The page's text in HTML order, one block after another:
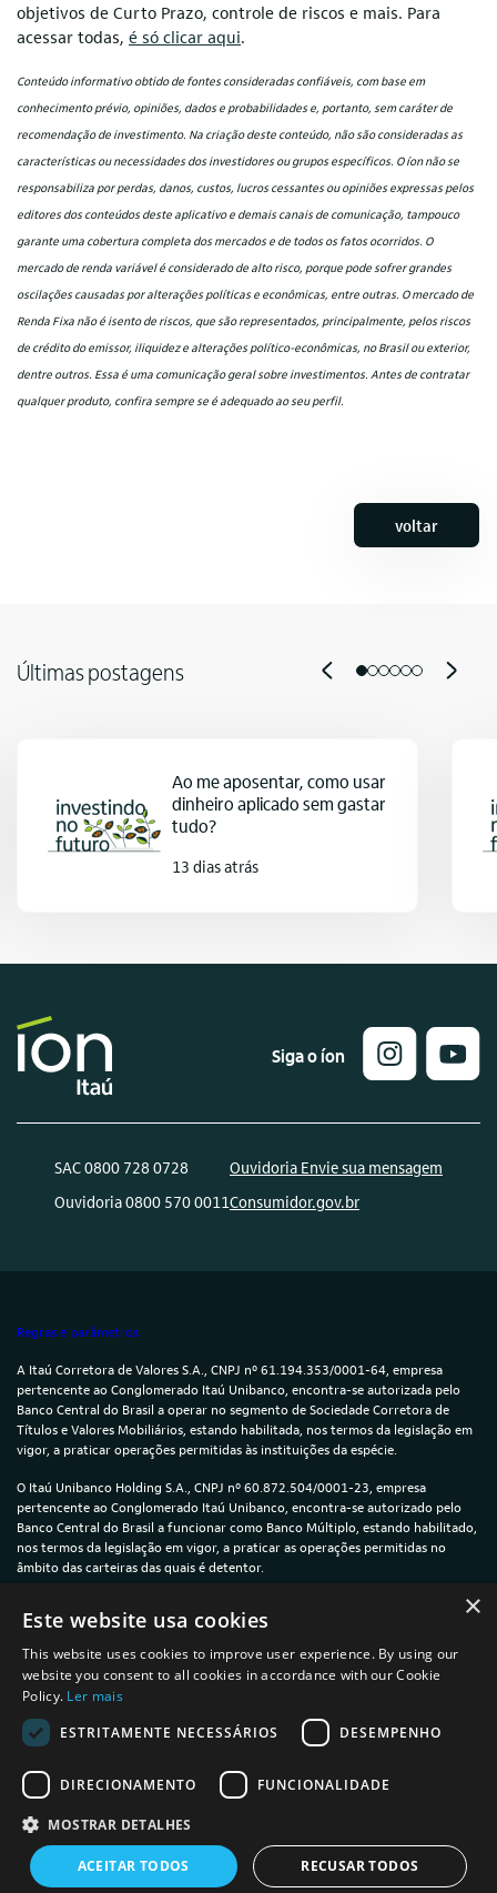
objetivos de Curto Prazo, controle de riscos e mais. Para
acessar todas, é só clicar aqui.
Conteúdo informativo obtido de fontes consideradas confiáveis, com base em
conhecimento prévio, opiniões, dados e probabilidades e, portanto, sem caráter de
recomendação de investimento. Na criação deste conteúdo, não são consideradas as
características ou necessidades dos investidores ou grupos específicos. O íon não se
responsabiliza por perdas, danos, custos, lucros cessantes ou opiniões expressas pelos
editores dos conteúdos deste aplicativo e demais canais de comunicação, tampouco
garante uma cobertura completa dos mercados e de todos os fatos ocorridos. O
mercado de renda variável é considerado de alto risco, porque pode sofrer grandes
oscilações causadas por alterações políticas e econômicas, entre outras. O mercado de
Renda Fixa não é isento de riscos, que são representados, principalmente, pelos riscos
de crédito do emissor, iliquidez e alterações político-econômicas, no Brasil ou exterior,
dentre outros. Essa é uma comunicação geral sobre investimentos. Antes de contratar
qualquer produto, confira sempre se é adequado ao seu perfil.
voltar
Últimas postagens
Ao me aposentar, como usar
dinheiro aplicado sem gastar
tudo?
13 dias atrás
Siga o íon
SAC 0800 728 0728
Ouvidoria 0800 570 0011
Ouvidoria Envie sua mensagem
Consumidor.gov.br
Regras e parâmetros
A Itaú Corretora de Valores S.A., CNPJ nº 61.194.353/0001-64, empresa
pertencente ao Conglomerado Itaú Unibanco, encontra-se autorizada pelo
Banco Central do Brasil a operar no segmento de Sociedade Corretora de
Títulos e Valores Mobiliários, estando habilitada, nos termos da legislação em
vigor, a praticar operações permitidas às instituições da espécie.
O Itaú Unibanco Holding S.A., CNPJ nº 60.872.504/0001-23, empresa
pertencente ao Conglomerado Itaú Unibanco, encontra-se autorizado pelo
Banco Central do Brasil a funcionar como Banco Múltiplo, estando habilitado,
nos termos da legislação em vigor, a praticar as operações permitidas no
âmbito das carteiras das quais é detentor.
Política de Privacidade e Cookies
Termos de uso
Informações sobre a plataforma íon
powered byMZ
×
Este website usa cookies
This website uses cookies to improve user experience. By using our
website you consent to all cookies in accordance with our Cookie
Policy. Ler mais
ESTRITAMENTE NECESSÁRIOS
DESEMPENHO
DIRECIONAMENTO FUNCIONALIDADE
MOSTRAR DETALHES
ACEITAR TODOS RECUSAR TODOS